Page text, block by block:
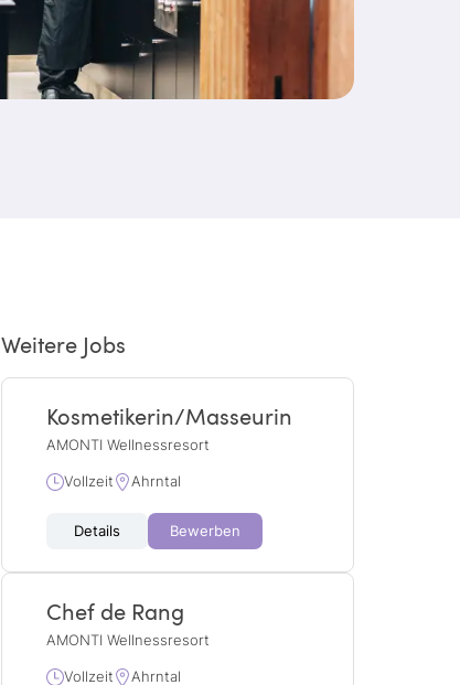
Weitere Jobs
Kosmetikerin/Masseurin
AMONTI Wellnessresort
Vollzeit Ahrntal
Details Bewerben
Chef de Rang
AMONTI Wellnessresort
Vollzeit Ahrntal